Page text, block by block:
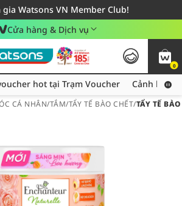
gia Watsons VN Member Club!
hàng cho đơn hàng từ 249,000Đ
24h - Áp dụng khu vực TP. Hồ Chí Minh
Cửa hàng & Dịch vụ
0
Thu thập thêm voucher hot tại Trạm Voucher
hot tại Trạm Voucher Cảnh báo
CÁ NHÂN/TẮM/TẨY TẾ BÀO CHẾT/TẨY TẾ